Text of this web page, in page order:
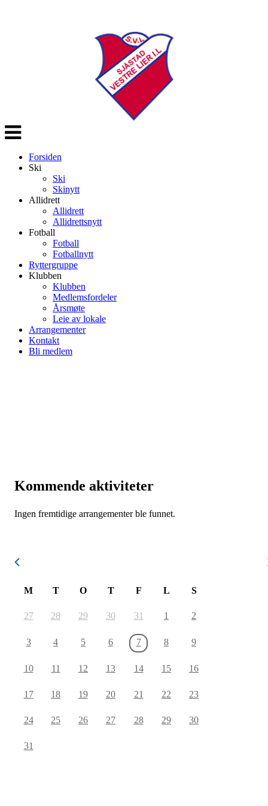
Veksle
navigasjon
Forsiden
Ski
Ski
Skinytt
Allidrett
Allidrett
Allidrettsnytt
Fotball
Fotball
Fotballnytt
Ryttergruppe
Klubben
Klubben
Medlemsfordeler
Årsmøte
Leie av lokale
Arrangementer
Kontakt
Bli medlem
Kommende aktiviteter
Ingen fremtidige arrangementer ble funnet.
M T O T F L S
27 28 29 30 31 1 2
3 4 5 6 7 8 9
10 11 12 13 14 15 16
17 18 19 20 21 22 23
24 25 26 27 28 29 30
31